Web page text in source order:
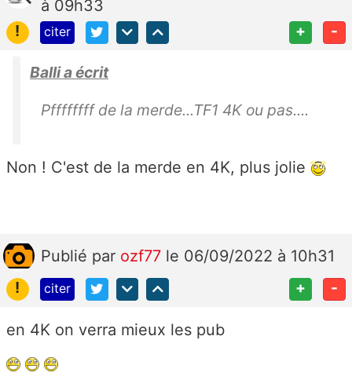
à 09h33
!
citer + -
Balli a écrit
Pffffffff de la merde...TF1 4K ou pas....
Non ! C'est de la merde en 4K, plus jolie
Publié par ozf77 le 06/09/2022 à 10h31
!
citer + -
en 4K on verra mieux les pub